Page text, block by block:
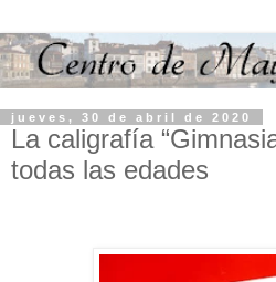
jueves, 30 de abril de 2020
La caligrafía
todas las edades